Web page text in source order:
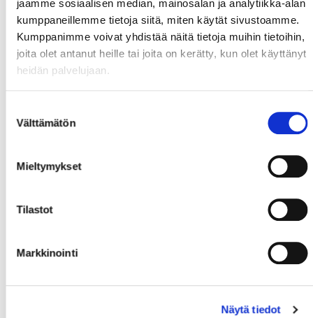
jaamme sosiaalisen median, mainosalan ja analytiikka-alan
kumppaneillemme tietoja siitä, miten käytät sivustoamme.
Kumppanimme voivat yhdistää näitä tietoja muihin tietoihin,
joita olet antanut heille tai joita on kerätty, kun olet käyttänyt
heidän palvelujaan.
valinta
Välttämätön
Mieltymykset
Tilastot
Markkinointi
Näytä tiedot
osakeyhtiön ja ry:n välit sekä yhteinen näkymä oltava
kunnossa. Tämä eikä aikaisemmatkaan projektit ole
olleet yhden miehen show, vaikka jonkun pitää totta
kai toimintaa johtaa. Ympärille tarvitaan hyviä,
motivoituneita ja ammattitaitoisia ihmisiä, kuten
kun vielä katsoo asioita ulkopuolisin silmin. Töihin
aletaan heti toukokuusta ja itse toivon, että jo nyt
mukaan rakentamaan parempaa Sportia.
Vielä on
Tulemme vahvistamaan